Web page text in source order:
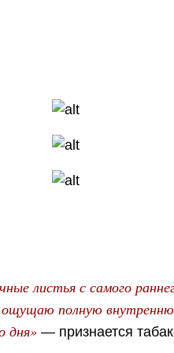
листья с самого
полную
дня» — признается